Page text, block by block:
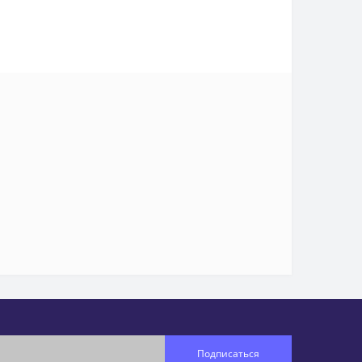
Подписаться